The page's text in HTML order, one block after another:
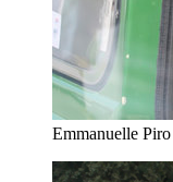
Emmanuelle